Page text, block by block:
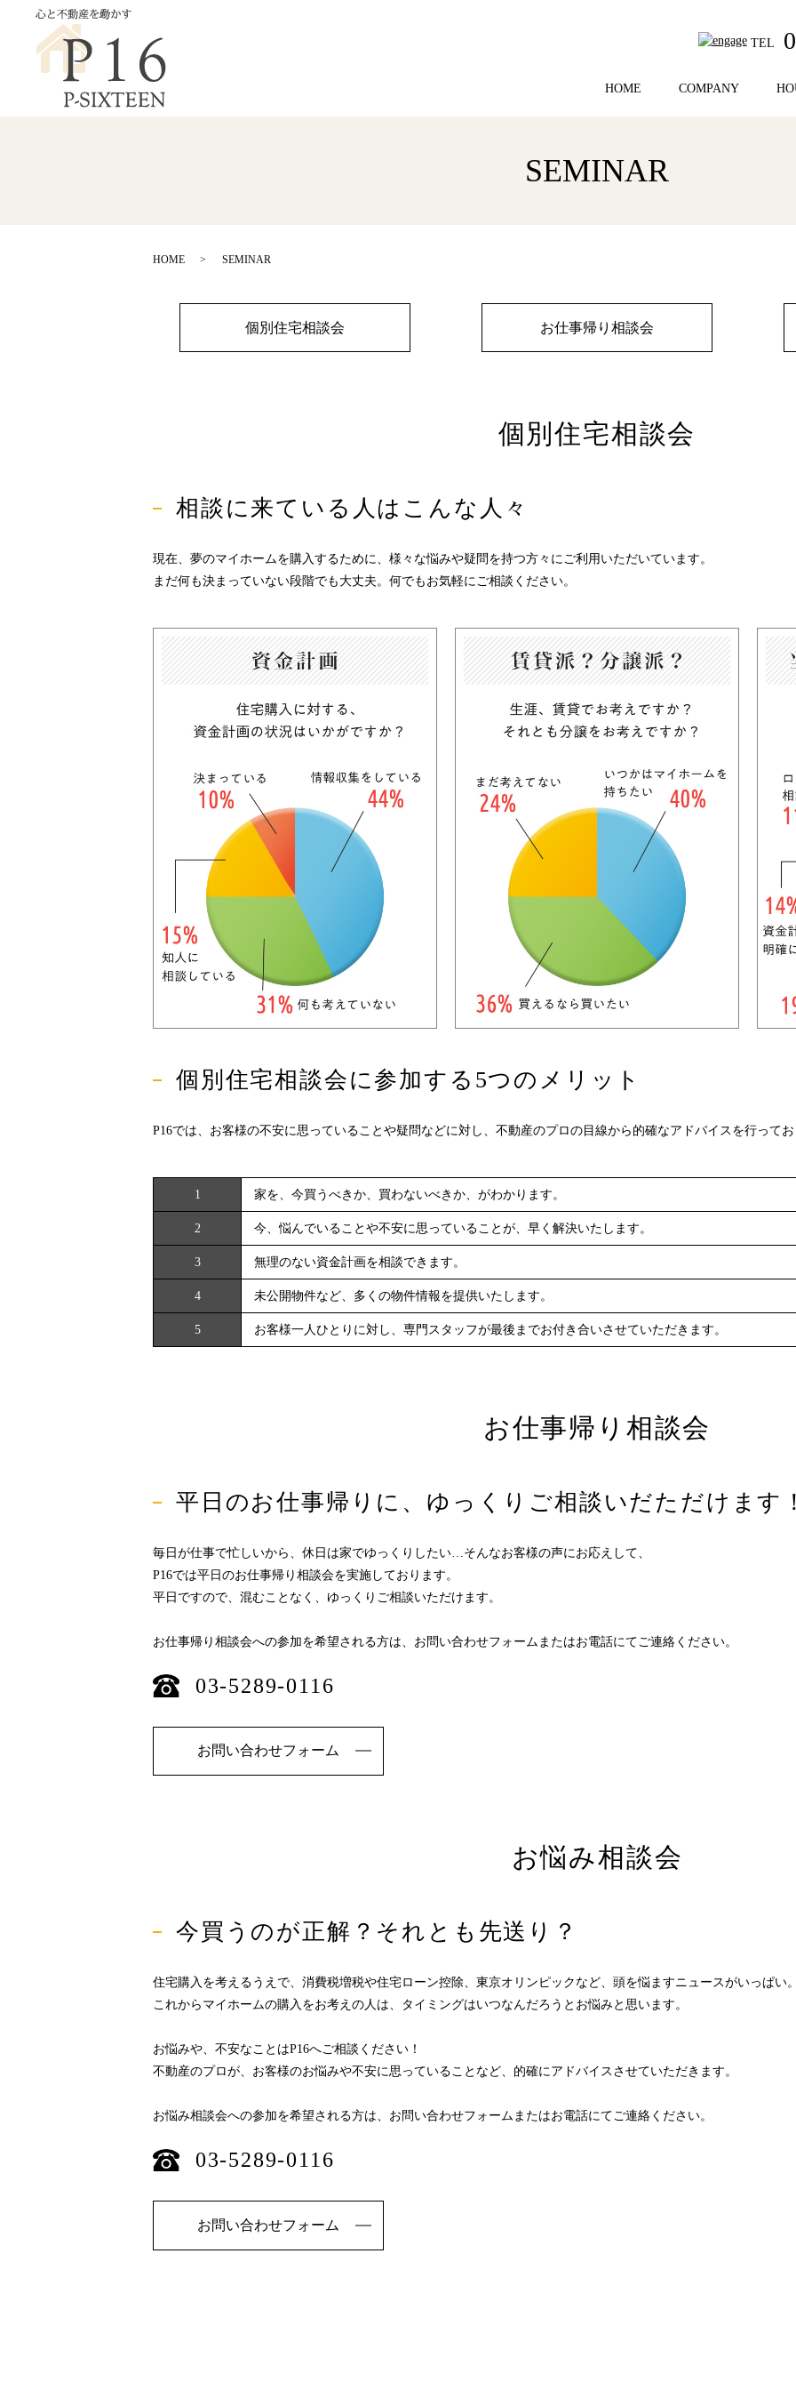
TEL
HOME COMPANY
SEMINAR
HOME SEMINAR
個別住宅相談会 お仕事帰り相談会
個別住宅相談会
相談に来ている人はこんな人々
現在、夢のマイホームを購入するために、様々な悩みや疑問を持つ方々にご利用いただいています。
まだ何も決まっていない段階でも大丈夫。何でもお気軽にご相談ください。
個別住宅相談会に参加する5つのメリット
P16では、お客様の不安に思っていることや疑問などに対し、不動産のプロの目線から的確なアドバイスを行って
1 家を、今買うべきか、買わないべきか、がわかります。
2 今、悩んでいることや不安に思っていることが、早く解決いたします。
3 無理のない資金計画を相談できます。
4 未公開物件など、多くの物件情報を提供いたします。
5 お客様一人ひとりに対し、専門スタッフが最後までお付き合いさせていただきます。
お仕事帰り相談会
平日のお仕事帰りに、ゆっくりご相談いだただけます
毎日が仕事で忙しいから、休日は家でゆっくりしたい…そんなお客様の声にお応えして、
P16では平日のお仕事帰り相談会を実施しております。
平日ですので、混むことなく、ゆっくりご相談いただけます。
お仕事帰り相談会への参加を希望される方は、お問い合わせフォームまたはお電話にてご連絡ください。
03-5289-0116
お問い合わせフォーム
お悩み相談会
今買うのが正解？それとも先送り？
住宅購入を考えるうえで、消費税増税や住宅ローン控除、東京オリンピックなど、頭を悩ますニュースがいっぱい
これからマイホームの購入をお考えの人は、タイミングはいつなんだろうとお悩みと思います。
お悩みや、不安なことはP16へご相談ください！
不動産のプロが、お客様のお悩みや不安に思っていることなど、的確にアドバイスさせていただきます。
お悩み相談会への参加を希望される方は、お問い合わせフォームまたはお電話にてご連絡ください。
03-5289-0116
お問い合わせフォーム